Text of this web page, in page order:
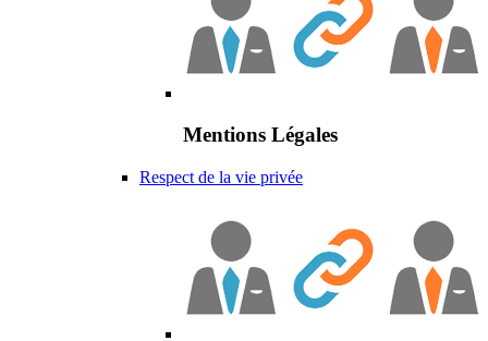
Mentions Légales
Respect de la vie privée